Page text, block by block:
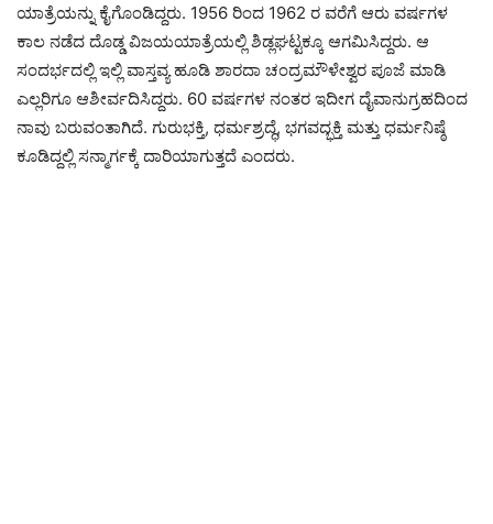
ಯಾತ್ರೆಯನ್ನು ಕೈಗೊಂಡಿದ್ದರು. 1956 ರಿಂದ 1962 ರ ವರೆಗೆ ಆರು ವರ್ಷಗಳ
ಕಾಲ ನಡೆದ ದೊಡ್ಡ ವಿಜಯಯಾತ್ರೆಯಲ್ಲಿ ಶಿಡ್ಲಘಟ್ಟಕ್ಕೂ ಆಗಮಿಸಿದ್ದರು. ಆ
ಸಂದರ್ಭದಲ್ಲಿ ಇಲ್ಲಿ ವಾಸ್ತವ್ಯ ಹೂಡಿ ಶಾರದಾ ಚಂದ್ರಮೌಳೇಶ್ವರ ಪೂಜೆ ಮಾಡಿ
ಎಲ್ಲರಿಗೂ ಆಶೀರ್ವದಿಸಿದ್ದರು. 60 ವರ್ಷಗಳ ನಂತರ ಇದೀಗ ದೈವಾನುಗ್ರಹದಿಂದ
ನಾವು ಬರುವಂತಾಗಿದೆ. ಗುರುಭಕ್ತಿ, ಧರ್ಮಶ್ರದ್ಧೆ, ಭಗವದ್ಭಕ್ತಿ ಮತ್ತು ಧರ್ಮನಿಷ್ಠೆ
ಕೂಡಿದ್ದಲ್ಲಿ ಸನ್ಮಾರ್ಗಕ್ಕೆ ದಾರಿಯಾಗುತ್ತದೆ ಎಂದರು.